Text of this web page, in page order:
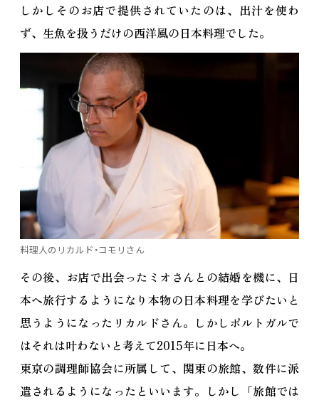
しかしそのお店で提供されていたのは、出汁を使わ
ず、生魚を扱うだけの西洋風の日本料理でした。
料理人のリカルド・コモリさん
その後、お店で出会ったミオさんとの結婚を機に、日
本へ旅行するようになり本物の日本料理を学びたいと
思うようになったリカルドさん。しかしポルトガルで
はそれは叶わないと考えて2015年に日本へ。
東京の調理師協会に所属して、関東の旅館、数件に派
遣されるようになったといいます。しかし「旅館では